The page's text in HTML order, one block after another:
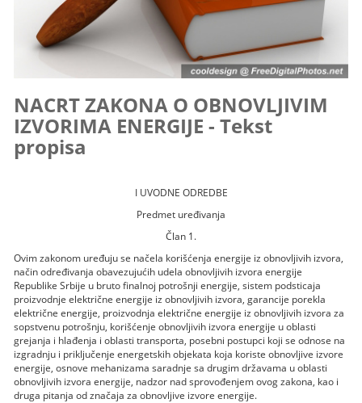
NACRT ZAKONA O OBNOVLJIVIM
IZVORIMA ENERGIJE - Tekst
propisa
I UVODNE ODREDBE
Predmet uređivanja
Član 1.
Ovim zakonom uređuju se načela korišćenja energije iz obnovljivih izvora,
način određivanja obavezujućih udela obnovljivih izvora energije
Republike Srbije u bruto finalnoj potrošnji energije, sistem podsticaja
proizvodnje električne energije iz obnovljivih izvora, garancije porekla
električne energije, proizvodnja električne energije iz obnovljivih izvora za
sopstvenu potrošnju, korišćenje obnovljivih izvora energije u oblasti
grejanja i hlađenja i oblasti transporta, posebni postupci koji se odnose na
izgradnju i priključenje energetskih objekata koja koriste obnovljive izvore
energije, osnove mehanizama saradnje sa drugim državama u oblasti
obnovljivih izvora energije, nadzor nad sprovođenjem ovog zakona, kao i
druga pitanja od značaja za obnovljive izvore energije.